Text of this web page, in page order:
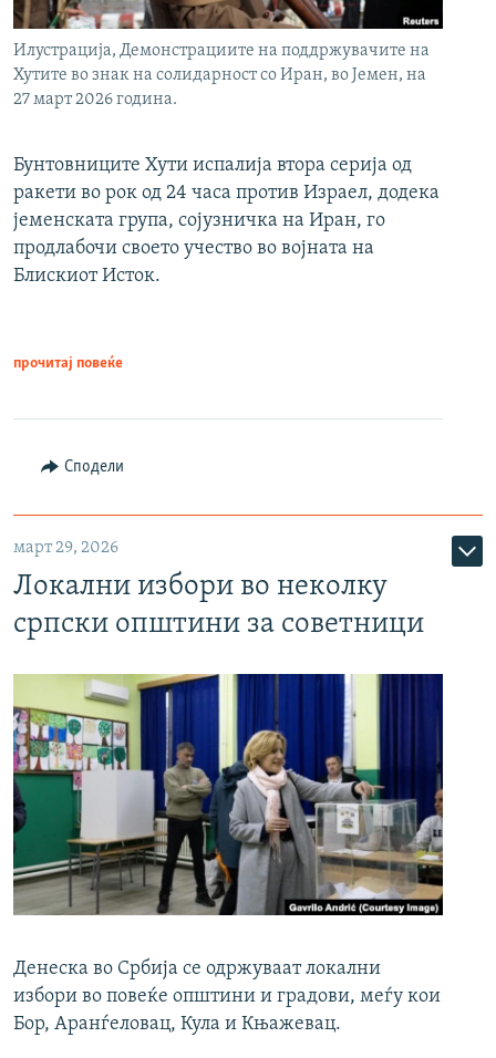
Илустрација, Демонстрациите на поддржувачите на
Хутите во знак на солидарност со Иран, во Јемен, на
27 март 2026 година.
Бунтовниците Хути испалија втора серија од
ракети во рок од 24 часа против Израел, додека
јеменската група, сојузничка на Иран, го
продлабочи своето учество во војната на
Блискиот Исток.
прочитај повеќе
Сподели
март 29, 2026
Локални избори во неколку
српски општини за советници
Денеска во Србија се одржуваат локални
избори во повеќе општини и градови, меѓу кои
Бор, Аранѓеловац, Кула и Књажевац.